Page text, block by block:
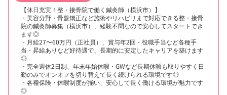
【休日充実！整・接骨院で働く鍼灸師（横浜市）】
・美容分野・骨盤矯正など施術やリハビリまで対応できる整・接骨
院の鍼灸師募集（横浜市）、経験不問なので安心してスタートでき
ます◎
・月給27〜60万円（正社員）、賞与年2回・役職手当など各種手
当・昇給ありなど好待遇で、長期的に安定したキャリアを築けます
◎
・完全週休2日制、年末年始休暇・GWなど長期休暇も取りやすく日
勤のみでオンオフを切り替えて長く続けられる環境です◎
・各種保険・休暇制度が揃い、安心して長く働ける環境が魅力です
◎